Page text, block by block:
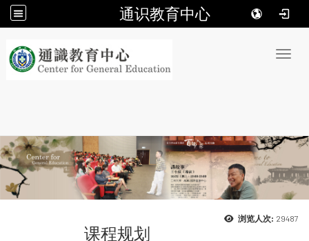
通识教育中心
浏览人次: 29487
课程规划